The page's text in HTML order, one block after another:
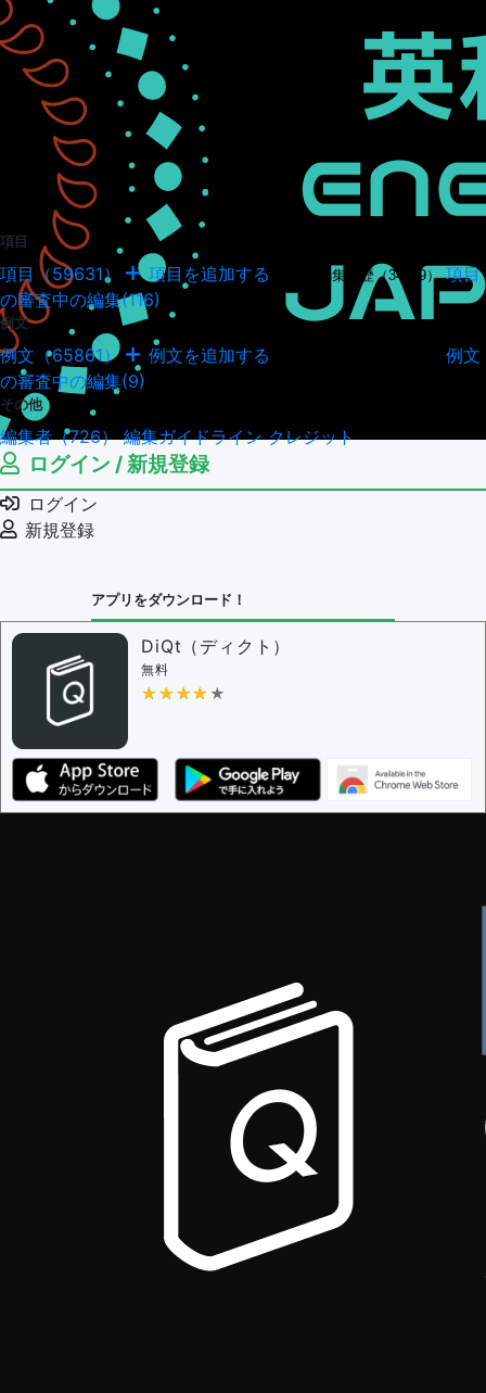
項目
項目（59631） 項目を追加する 項目の編集履歴（34949） 項目
の審査中の編集(116)
例文
例文（65861） 例文を追加する
例文
の審査中の編集(9)
その他
編集者（726）編集ガイドラインクレジット
ログイン / 新規登録
ログイン
新規登録
アプリをダウンロード！
DiQt（ディクト）
無料
★★★★★
★★★★★